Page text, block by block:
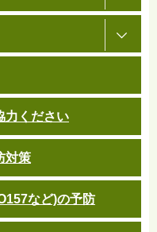
力ください
対策
など)の予防